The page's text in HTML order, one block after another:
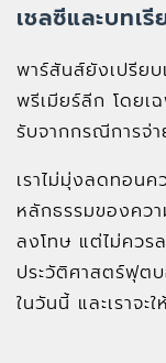
เชลซีและบทเ
พาร์สันส์ยังเปรีย
พรีเมียร์ลีก โดยเ
รับจากกรณีการจ่า
เราไม่มุ่งลดทอน
หลักธรรมของคว
ลงโทษ แต่ไม่ควร
ประวัติศาสตร์ฟุต
ในวันนี้ และเราจ